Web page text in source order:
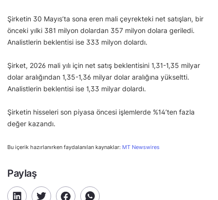
Şirketin 30 Mayıs’ta sona eren mali çeyrekteki net satışları, bir
önceki yılki 381 milyon dolardan 357 milyon dolara geriledi.
Analistlerin beklentisi ise 333 milyon dolardı.
Şirket, 2026 mali yılı için net satış beklentisini 1,31-1,35 milyar
dolar aralığından 1,35-1,36 milyar dolar aralığına yükseltti.
Analistlerin beklentisi ise 1,33 milyar dolardı.
Şirketin hisseleri son piyasa öncesi işlemlerde %14’ten fazla
değer kazandı.
Bu içerik hazırlanırken faydalanılan kaynaklar: MT Newswires
Paylaş